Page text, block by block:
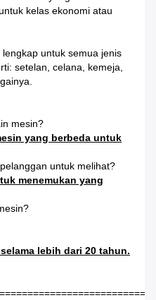
kelas ekonomi atau
untuk semua jenis
setelan, celana, kemeja,
mesin?
yang berbeda untuk
untuk melihat?
menemukan yang
lebih dari 20 tahun.